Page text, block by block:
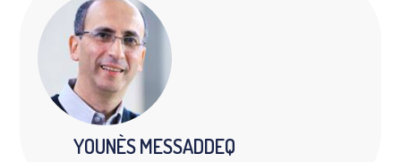
YOUNÈS MESSADDEQ